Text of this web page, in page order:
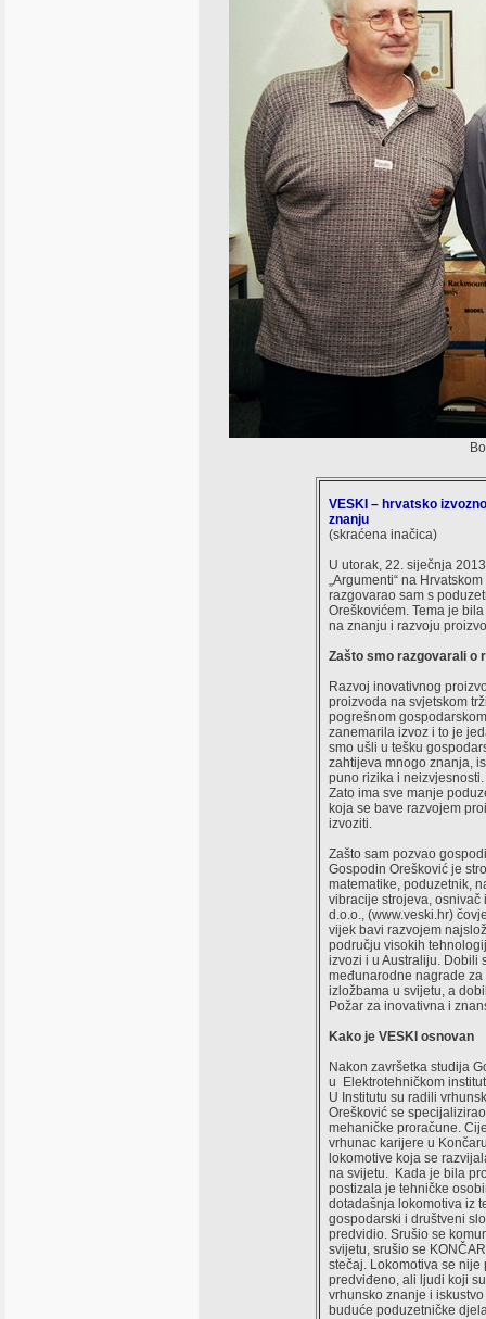
VESKI – hrvatsko
znanju
(skraćena inačica)
U utorak, 22. siječnja
„Argumenti“ na
razgovarao sam s
Oreškovićem. Tema je
na znanju i razvoju
Zašto smo razgovarali o
Razvoj inovativnog
proizvoda na svjetskom
pogrešnom
zanemarila izvoz i to je
smo ušli u tešku
zahtijeva mnogo znanja,
puno rizika i
Zato ima sve manje
koja se bave razvojem
izvoziti.
Zašto sam pozvao
Gospodin Orešković je
matematike, poduzetnik,
vibracije strojeva,
d.o.o., (www.veski.hr)
vijek bavi razvojem
području visokih
izvozi i u Australiju. Dobili
međunarodne nagrade
izložbama u svijetu, a
Požar za inovativna i
Kako je VESKI osnovan
Nakon završetka studija
u Elektrotehničkom
U Institutu su radili
Orešković se
mehaničke proračune.
vrhunac karijere u
lokomotive koja se
na svijetu. Kada je bila
postizala je tehničke
dotadašnja lokomotiva iz
gospodarski i društveni
predvidio. Srušio se
svijetu, srušio se
stečaj. Lokomotiva se
predviđeno, ali ljudi koji
vrhunsko znanje i
buduće poduzetničke